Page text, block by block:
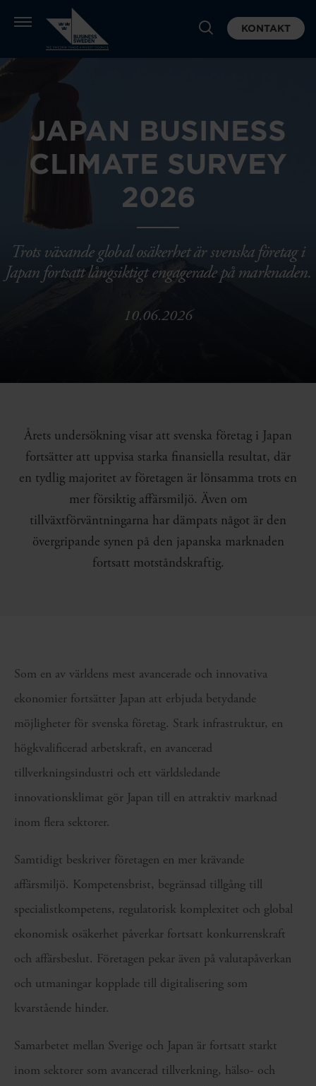
KONTAKT
JAPAN BUSINESS
CLIMATE SURVEY
2026
Trots växande global osäkerhet är svenska företag i
Japan fortsatt långsiktigt engagerade på marknaden.
10.06.2026
Årets undersökning visar att svenska företag i Japan
fortsätter att uppvisa starka finansiella resultat, där
en tydlig majoritet av företagen är lönsamma trots en
mer försiktig affärsmiljö. Även om
tillväxtförväntningarna har dämpats något är den
övergripande synen på den japanska marknaden
fortsatt motståndskraftig.
Som en av världens mest avancerade och innovativa
ekonomier fortsätter Japan att erbjuda betydande
möjligheter för svenska företag. Stark infrastruktur, en
högkvalificerad arbetskraft, en avancerad
tillverkningsindustri och ett världsledande
innovationsklimat gör Japan till en attraktiv marknad
inom flera sektorer.
Samtidigt beskriver företagen en mer krävande
affärsmiljö. Kompetensbrist, begränsad tillgång till
specialistkompetens, regulatorisk komplexitet och global
ekonomisk osäkerhet påverkar fortsatt konkurrenskraft
och affärsbeslut. Företagen pekar även på valutapåverkan
och utmaningar kopplade till digitalisering som
kvarstående hinder.
Samarbetet mellan Sverige och Japan är fortsatt starkt
inom sektorer som avancerad tillverkning, hälso- och